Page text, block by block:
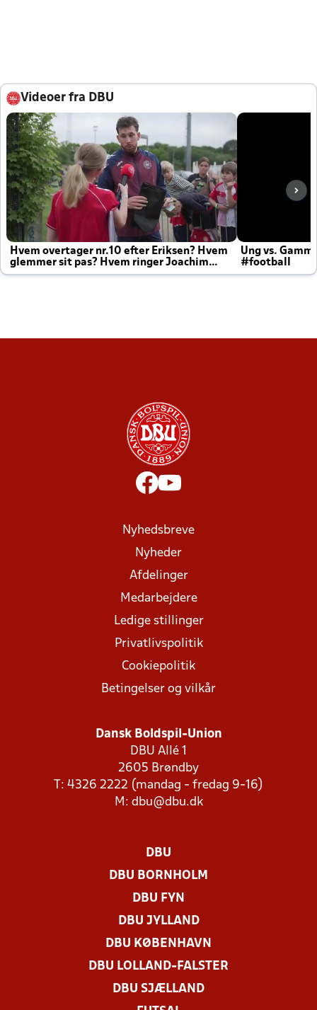
Videoer fra DBU
Hvem overtager nr.10 efter Eriksen? Hvem
glemmer sit pas? Hvem ringer Joachim
altid til efter kampe?
Ung vs.
#football
Nyhedsbreve
Nyheder
Afdelinger
Medarbejdere
Ledige stillinger
Privatlivspolitik
Cookiepolitik
Betingelser og vilkår
Dansk Boldspil-Union
DBU Allé 1
2605 Brøndby
T: 4326 2222 (mandag - fredag 9-16)
M: dbu@dbu.dk
DBU
DBU BORNHOLM
DBU FYN
DBU JYLLAND
DBU KØBENHAVN
DBU LOLLAND-FALSTER
DBU SJÆLLAND